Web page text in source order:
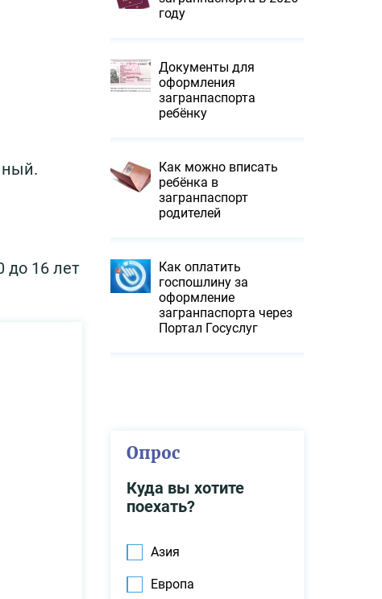
до 16 лет
году
Документы для
оформления
загранпаспорта
ребёнку
Как можно вписать
ребёнка в
загранпаспорт
родителей
Как оплатить
госпошлину за
оформление
загранпаспорта через
Портал Госуслуг
Опрос
Куда вы хотите
поехать?
Азия
Европа